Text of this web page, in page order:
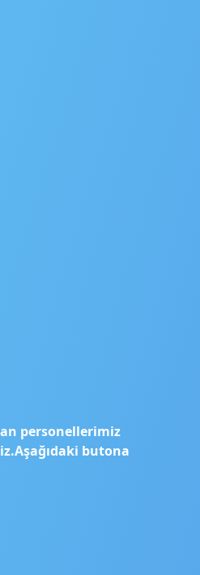
personellerimiz
butona